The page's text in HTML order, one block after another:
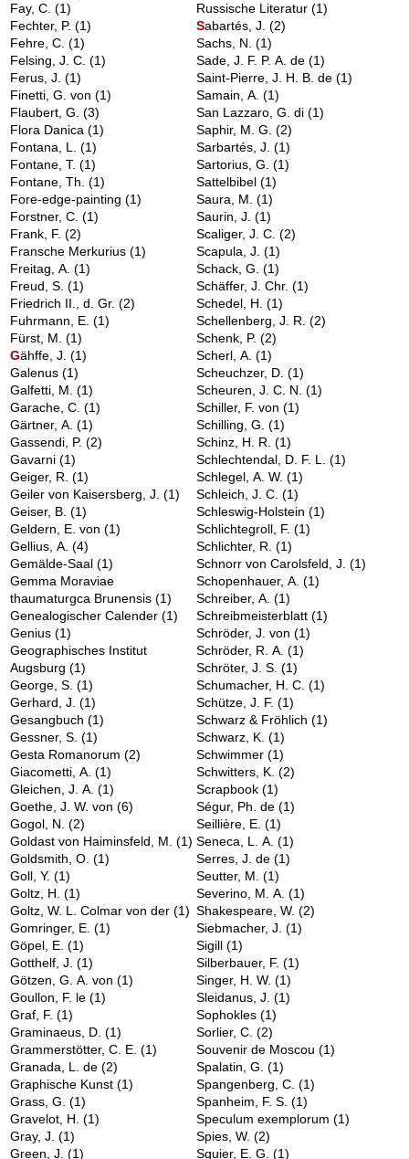
Fay, C.(1)
Fechter, P.(1)
Fehre, C.(1)
Felsing, J. C.(1)
Ferus, J.(1)
Finetti, G. von(1)
Flaubert, G.(3)
Flora Danica(1)
Fontana, L.(1)
Fontane, T.(1)
Fontane, Th.(1)
Fore-edge-painting(1)
Forstner, C.(1)
Frank, F.(2)
Fransche Merkurius(1)
Freitag, A.(1)
Freud, S.(1)
Friedrich II., d. Gr.(2)
Fuhrmann, E.(1)
Fürst, M.(1)
Gähffe, J.(1)
Galenus(1)
Galfetti, M.(1)
Garache, C.(1)
Gärtner, A.(1)
Gassendi, P.(2)
Gavarni(1)
Geiger, R.(1)
Geiler von Kaisersberg, J.(1)
Geiser, B.(1)
Geldern, E. von(1)
Gellius, A.(4)
Gemälde-Saal(1)
Gemma Moraviae
thaumaturgca Brunensis(1)
Genealogischer Calender(1)
Genius(1)
Geographisches Institut
Augsburg(1)
George, S.(1)
Gerhard, J.(1)
Gesangbuch(1)
Gessner, S.(1)
Gesta Romanorum(2)
Giacometti, A.(1)
Gleichen, J. A.(1)
Goethe, J. W. von(6)
Gogol, N.(2)
Goldast von Haiminsfeld, M.(1)
Goldsmith, O.(1)
Goll, Y.(1)
Goltz, H.(1)
Goltz, W. L. Colmar von der(1)
Gomringer, E.(1)
Göpel, E.(1)
Gotthelf, J.(1)
Götzen, G. A. von(1)
Goullon, F. le(1)
Graf, F.(1)
Graminaeus, D.(1)
Grammerstötter, C. E.(1)
Granada, L. de(2)
Graphische Kunst(1)
Grass, G.(1)
Gravelot, H.(1)
Gray, J.(1)
Green, J.(1)
Russische Literatur(1)
Sabartés, J.(2)
Sachs, N.(1)
Sade, J. F. P. A. de(1)
Saint-Pierre, J. H. B. de(1)
Samain, A.(1)
San Lazzaro, G. di(1)
Saphir, M. G.(2)
Sarbartés, J.(1)
Sartorius, G.(1)
Sattelbibel(1)
Saura, M.(1)
Saurin, J.(1)
Scaliger, J. C.(2)
Scapula, J.(1)
Schack, G.(1)
Schäffer, J. Chr.(1)
Schedel, H.(1)
Schellenberg, J. R.(2)
Schenk, P.(2)
Scherl, A.(1)
Scheuchzer, D.(1)
Scheuren, J. C. N.(1)
Schiller, F. von(1)
Schilling, G.(1)
Schinz, H. R.(1)
Schlechtendal, D. F. L.(1)
Schlegel, A. W.(1)
Schleich, J. C.(1)
Schleswig-Holstein(1)
Schlichtegroll, F.(1)
Schlichter, R.(1)
Schnorr von Carolsfeld, J.(1)
Schopenhauer, A.(1)
Schreiber, A.(1)
Schreibmeisterblatt(1)
Schröder, J. von(1)
Schröder, R. A.(1)
Schröter, J. S.(1)
Schumacher, H. C.(1)
Schütze, J. F.(1)
Schwarz & Fröhlich(1)
Schwarz, K.(1)
Schwimmer(1)
Schwitters, K.(2)
Scrapbook(1)
Ségur, Ph. de(1)
Seillière, E.(1)
Seneca, L. A.(1)
Serres, J. de(1)
Seutter, M.(1)
Severino, M. A.(1)
Shakespeare, W.(2)
Siebmacher, J.(1)
Sigill(1)
Silberbauer, F.(1)
Singer, H. W.(1)
Sleidanus, J.(1)
Sophokles(1)
Sorlier, C.(2)
Souvenir de Moscou(1)
Spalatin, G.(1)
Spangenberg, C.(1)
Spanheim, F. S.(1)
Speculum exemplorum(1)
Spies, W.(2)
Squier, E. G.(1)